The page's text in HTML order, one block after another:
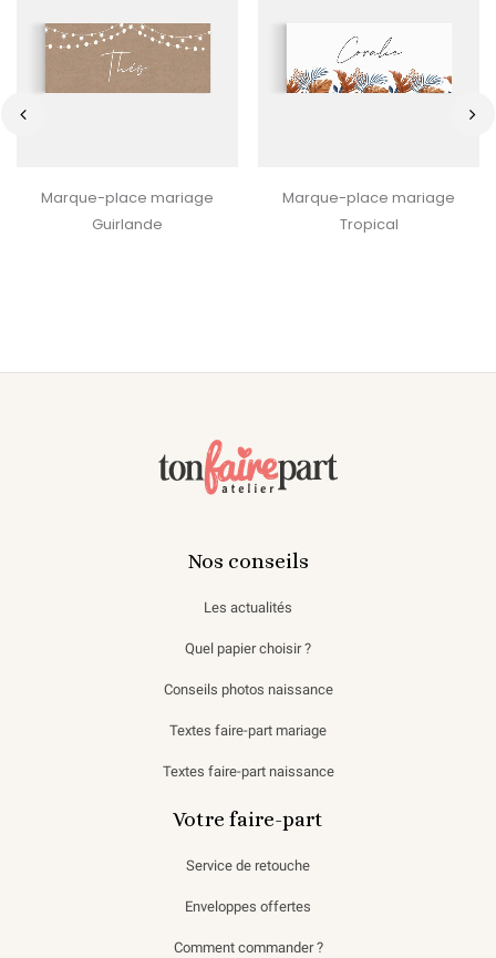
Marque-place mariage
Guirlande
Marque-place mariage
Tropical
Nos conseils
Les actualités
Quel papier choisir ?
Conseils photos naissance
Textes faire-part mariage
Textes faire-part naissance
Votre faire-part
Service de retouche
Enveloppes offertes
Comment commander ?